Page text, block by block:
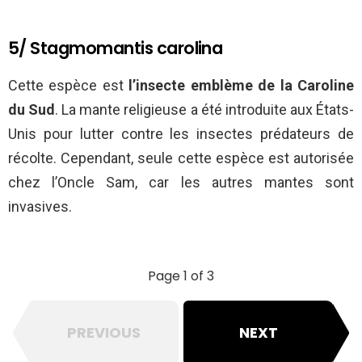
5/ Stagmomantis carolina
Cette espèce estl’insecte emblème de la Caroline
du Sud. La mante religieuse a été introduite aux États-
Unis pour lutter contre les insectes prédateurs de
récolte. Cependant, seule cette espèce est autorisée
chez l’Oncle Sam, car les autres mantes sont
invasives.
Page 1 of 3
PREVIOUS NEXT